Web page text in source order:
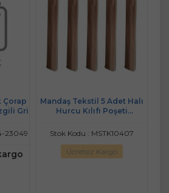
Çorap
Gri
23049
Mandaş Tekstil 5 Adet Halı
Hurcu Kılıfı Poşeti
İçin)
Stok Kodu : MSTK10407
Ücretsiz Kargo